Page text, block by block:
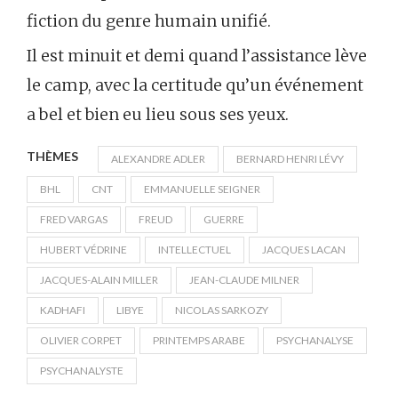
fiction du genre humain unifié.
Il est minuit et demi quand l’assistance lève
le camp, avec la certitude qu’un événement
a bel et bien eu lieu sous ses yeux.
THÈMES ALEXANDRE ADLER BERNARD HENRI LÉVY
BHL CNT EMMANUELLE SEIGNER
FRED VARGAS FREUD GUERRE
HUBERT VÉDRINE INTELLECTUEL JACQUES LACAN
JACQUES-ALAIN MILLER JEAN-CLAUDE MILNER
KADHAFI LIBYE NICOLAS SARKOZY
OLIVIER CORPET PRINTEMPS ARABE PSYCHANALYSE
PSYCHANALYSTE